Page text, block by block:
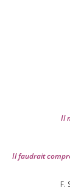
Il
Il fau­drait
F.